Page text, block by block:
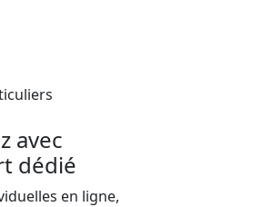
avec
dédié
en ligne,